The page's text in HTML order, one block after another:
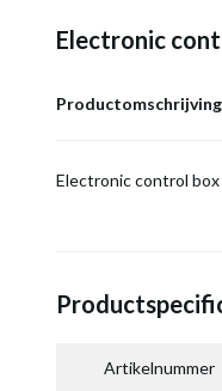
Electronic
Productomschrijving
Electronic control
Artikelnummer